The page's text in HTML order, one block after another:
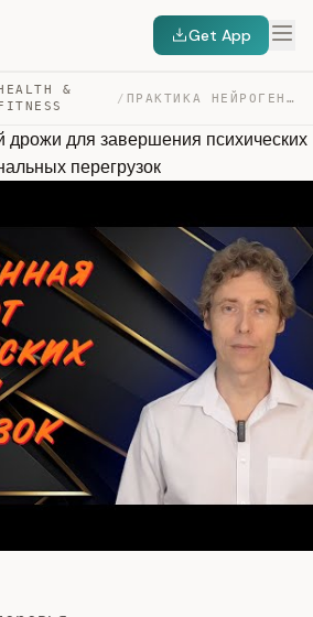
Get App
&
/ ПРАКТИКА НЕЙРОГЕННОЙ ДРОЖИ ДЛЯ ЗАВЕРШЕНИЯ ПСИХИЧЕСКИХ Т… — TRANSCRIPT
дрожи для завершения психических
перегрузок